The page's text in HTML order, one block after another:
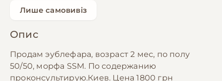
Лише самовивіз
Опис
Продам эублефара, возраст 2 мес, по полу
50/50, морфа SSM. По содержанию
проконсультирую.Киев. Цена 1800 грн